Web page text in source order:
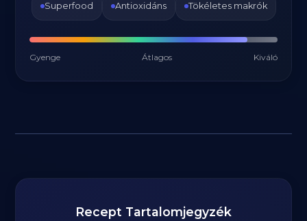
Superfood Antioxidáns Tökéletes makrók
Gyenge Átlagos Kiváló
Recept Tartalomjegyzék